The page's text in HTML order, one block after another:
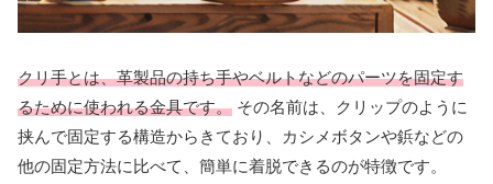
クリ手とは、革製品の持ち手やベルトなどのパーツを固定す
るために使われる金具です。 その名前は、クリップのように
挟んで固定する構造からきており、カシメボタンや鋲などの
他の固定方法に比べて、簡単に着脱できるのが特徴です。